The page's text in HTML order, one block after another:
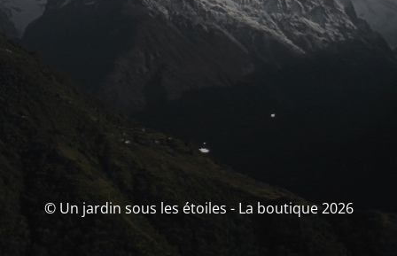
© Un jardin sous les étoiles - La boutique 2026